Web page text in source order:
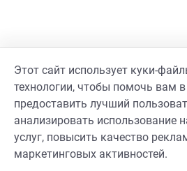
Стать волонтером
Гайд волонтера
Реквизиты фонда
Этот сайт использует куки-
технологии, чтобы помочь вам
предоставить лучший
анализировать использование
услуг, повысить качество
маркетинговых активностей.